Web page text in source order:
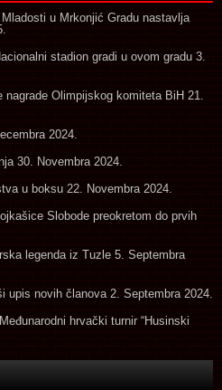
u Mrkonjić Gradu nastavlja
stadion gradi u ovom gradu 3.
nagrade Olimpijskog komiteta BiH 21.
2024.
30. Novembra 2024.
u boksu 22. Novembra 2024.
Slobode preokretom do prvih
legenda iz Tuzle 5. Septembra
upis novih članova 2. Septembra 2024.
hrvački turnir “Husinski